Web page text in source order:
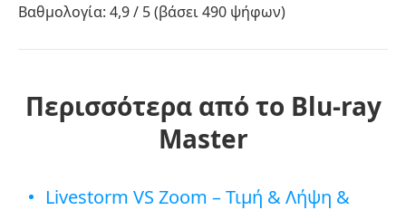
Βαθμολογία: 4,9 / 5 (βάσει 490 ψήφων)
Περισσότερα από το Blu-ray
Master
Livestorm VS Zoom – Τιμή & Λήψη &